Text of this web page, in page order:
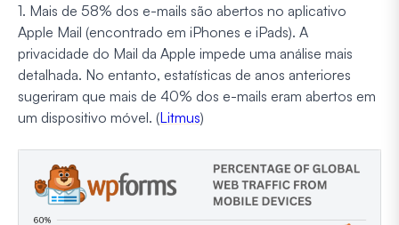
1. Mais de 58% dos e-mails são abertos no aplicativo
Apple Mail (encontrado em iPhones e iPads). A
privacidade do Mail da Apple impede uma análise mais
detalhada. No entanto, estatísticas de anos anteriores
sugeriram que mais de 40% dos e-mails eram abertos em
um dispositivo móvel. (Litmus)